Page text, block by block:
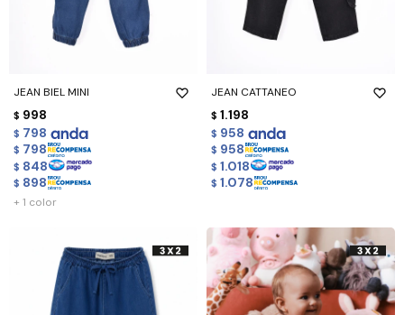
JEAN BIEL MINI
$ 998
$ 798
$ 798
$ 848
$ 898
+ 1 color
JEAN CATTANEO
$ 1.198
$ 958
$ 958
$ 1.018
$ 1.078